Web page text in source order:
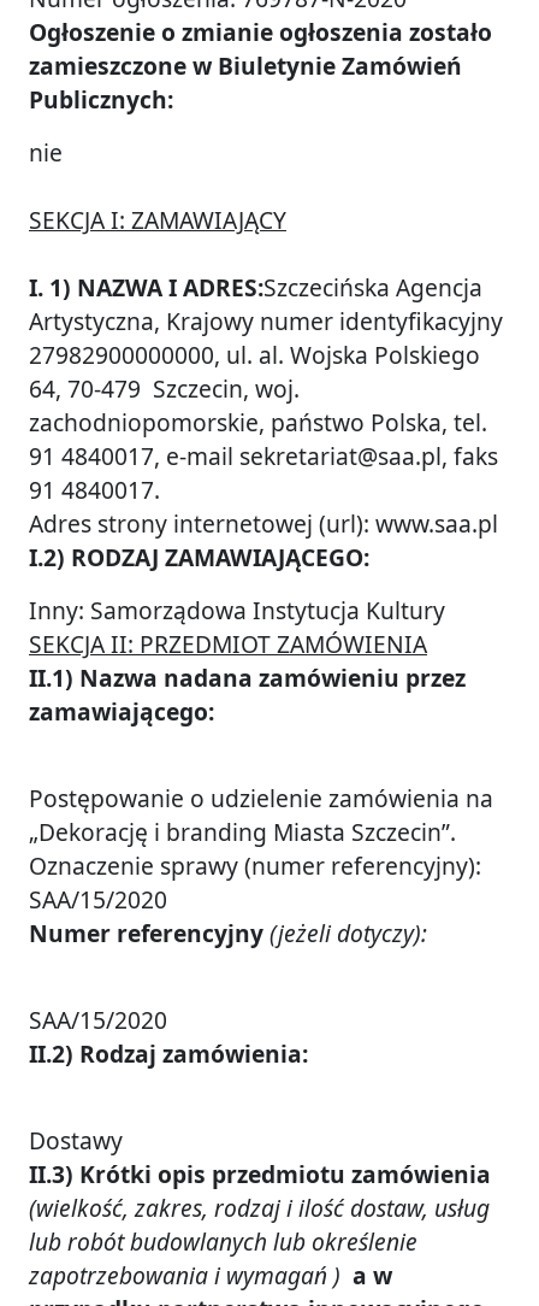
Ogłoszenie o zmianie ogłoszenia zostało
zamieszczone w Biuletynie Zamówień
Publicznych:
nie
SEKCJA I: ZAMAWIAJĄCY
I. 1) NAZWA I ADRES:Szczecińska Agencja
Artystyczna, Krajowy numer identyfikacyjny
27982900000000, ul. al. Wojska Polskiego
64, 70-479 Szczecin, woj.
zachodniopomorskie, państwo Polska, tel.
91 4840017, e-mail sekretariat@saa.pl, faks
91 4840017.
Adres strony internetowej (url): www.saa.pl
I.2) RODZAJ ZAMAWIAJĄCEGO:
Inny: Samorządowa Instytucja Kultury
SEKCJA II: PRZEDMIOT ZAMÓWIENIA
II.1) Nazwa nadana zamówieniu przez
zamawiającego:
Postępowanie o udzielenie zamówienia na
„Dekorację i branding Miasta Szczecin”.
Oznaczenie sprawy (numer referencyjny):
SAA/15/2020
Numer referencyjny(jeżeli dotyczy):
SAA/15/2020
II.2) Rodzaj zamówienia:
Dostawy
II.3) Krótki opis przedmiotu zamówienia
(wielkość, zakres, rodzaj i ilość dostaw, usług
lub robót budowlanych lub określenie
zapotrzebowania i wymagań ) a w